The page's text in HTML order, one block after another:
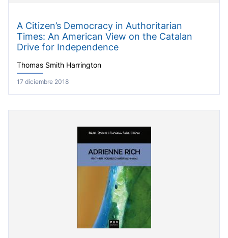
A Citizen’s Democracy in Authoritarian
Times: An American View on the Catalan
Drive for Independence
Thomas Smith Harrington
17 diciembre 2018